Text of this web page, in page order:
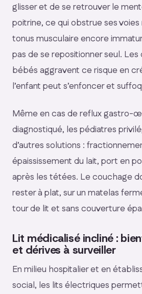
glisser et de se retrouver le
poitrine, ce qui obstrue ses
tonus musculaire encore
pas de se repositionner seul.
bébés aggravent ce risque en
l’enfant peut s’enfoncer et
Même en cas de reflux gastro-
diagnostiqué, les pédiatres
d’autres solutions :
épaississement du lait, port en
après les tétées. Le couchage
rester à plat, sur un matelas
tour de lit et sans couverture
Lit médicalisé incliné :
et dérives à surveiller
En milieu hospitalier et en
social, les lits électriques